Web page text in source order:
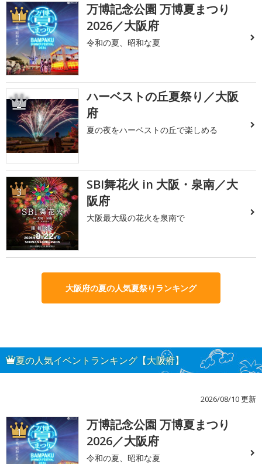
1
万博記念公園 万博夏まつり
2026／大阪府
令和の夏、昭和な夏
2
ハーベストの丘夏祭り／大阪
府
夏の夜をハーベストの丘で楽しめる
3
SBI舞花火 in 大阪・泉南／大
阪府
大阪最大級の花火を泉南で
大阪府の夏の人気夏祭りランキング
夏の人気イベントランキング【大阪府】
2026/08/10 更新
1
万博記念公園 万博夏まつり
2026／大阪府
令和の夏、昭和な夏